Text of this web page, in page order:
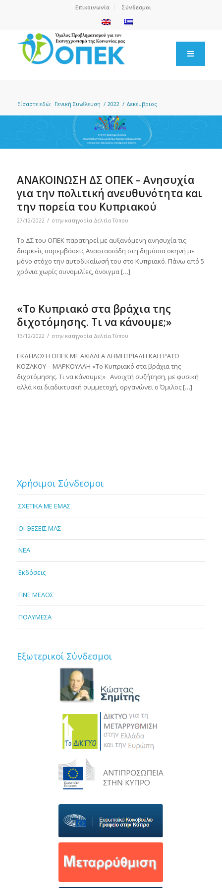
Επικοινωνία Σύνδεσμοι
Είσαστε εδώ: Γενική Συνέλευση / 2022 / Δεκέμβριος
ΑΝΑΚΟΙΝΩΣΗ ΔΣ ΟΠΕΚ – Ανησυχία
για την πολιτική ανευθυνότητα και
την πορεία του Κυπριακού
27/12/2022 / στην κατηγορία Δελτία Τύπου
Το ΔΣ του ΟΠΕΚ παρατηρεί με αυξανόμενη ανησυχία τις
διαρκείς παρεμβάσεις Αναστασιάδη στη δημόσια σκηνή με
μόνο στόχο την αυτοδικαίωσή του στο Κυπριακό. Πάνω από 5
χρόνια χωρίς συνομιλίες, άνοιγμα […]
«Το Kυπριακό στα βράχια της
διχοτόμησης. Τι να κάνουμε;»
13/12/2022 / στην κατηγορία Δελτία Τύπου
ΕΚΔΗΛΩΣΗ ΟΠΕΚ ΜΕ ΑΧΙΛΛΕΑ ΔΗΜΗΤΡΙΑΔΗ ΚΑΙ ΕΡΑΤΩ
ΚΟΖΑΚΟΥ – ΜΑΡΚΟΥΛΛΗ «Το Kυπριακό στα βράχια της
διχοτόμησης. Τι να κάνουμε;» Ανοιχτή συζήτηση, με φυσική
αλλά και διαδικτυακή συμμετοχή, οργανώνει ο Όμιλος […]
Χρήσιμοι Σύνδεσμοι
ΣΧΕΤΙΚΑ ΜΕ ΕΜΑΣ
OI ΘΕΣΕΙΣ ΜΑΣ
NEA
Εκδόσεις
ΓΙΝΕ ΜΕΛΟΣ
ΠΟΛΥΜΕΣΑ
Εξωτερικοί Σύνδεσμοι